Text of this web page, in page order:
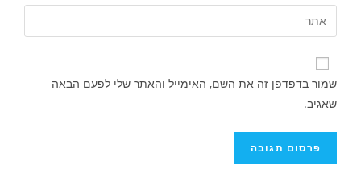
שמור בדפדפן זה את השם, האימייל והאתר שלי לפעם הבאה
שאגיב.